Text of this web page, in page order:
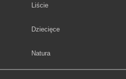
Fototapety
Liście
Fototapety
Dziecięce
Fototapety
Natura